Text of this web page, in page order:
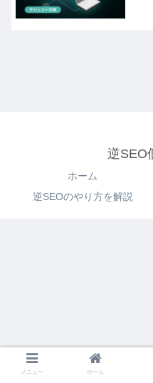
逆SEO
ホーム
逆SEOのやり方を解説
メニュー ホーム